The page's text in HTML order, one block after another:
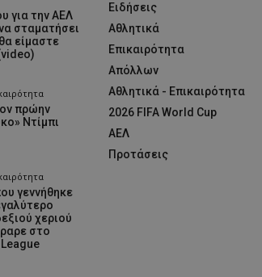
για την ΑΕΛ
σταματήσει
είμαστε
πρώην
Ντίμπι
γεννήθηκε
χεριού
στο
Ειδήσεις
Αθλητικά
Επικαιρότητα
Απόλλων
Αθλητικά - Επικαιρότητα
2026 FIFA World Cup
ΑΕΛ
Προτάσεις